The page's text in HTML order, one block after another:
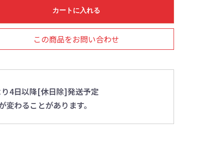
カートに入れる
この商品をお問い合わせ
4日以降[休日除]発送予定
わることがあります。